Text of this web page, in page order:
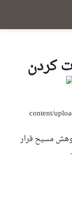
کردن
content/
مسیح قرار